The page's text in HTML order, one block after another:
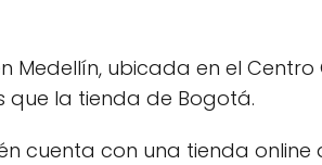
ubicada en el Centro
la tienda de Bogotá.
cuenta con una tienda online